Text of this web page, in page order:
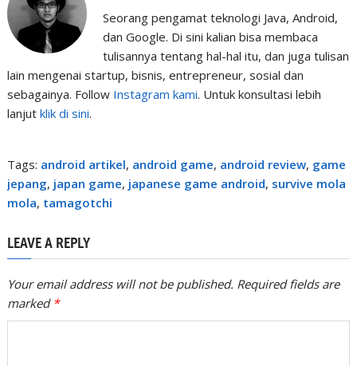
Seorang pengamat teknologi Java, Android,
dan Google. Di sini kalian bisa membaca
tulisannya tentang hal-hal itu, dan juga tulisan
lain mengenai startup, bisnis, entrepreneur, sosial dan
sebagainya. Follow Instagram kami. Untuk konsultasi lebih
lanjut klik di sini.
Tags: android artikel, android game, android review, game
jepang, japan game, japanese game android, survive mola
mola, tamagotchi
LEAVE A REPLY
Your email address will not be published. Required fields are
marked *